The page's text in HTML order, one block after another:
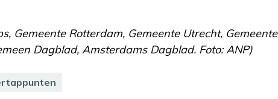
Gemeente Rotterdam, Gemeente Utrecht, Gemeente
Dagblad, Amsterdams Dagblad. Foto: ANP)